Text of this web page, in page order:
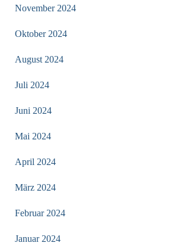
November 2024
Oktober 2024
August 2024
Juli 2024
Juni 2024
Mai 2024
April 2024
März 2024
Februar 2024
Januar 2024